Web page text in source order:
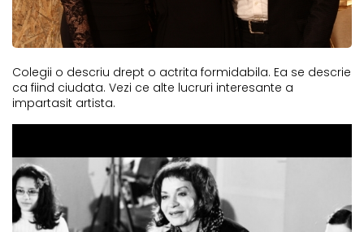
Colegii o descriu drept o actrita formidabila. Ea se descrie
ca fiind ciudata. Vezi ce alte lucruri interesante a
impartasit artista.